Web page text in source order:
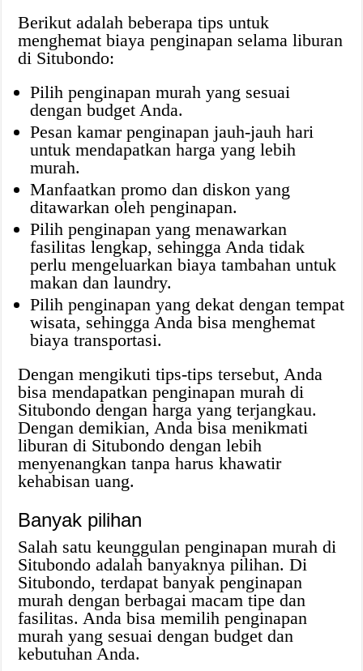
Berikut adalah beberapa tips untuk
menghemat biaya penginapan selama liburan
di Situbondo:
Pilih penginapan murah yang sesuai
dengan budget Anda.
Pesan kamar penginapan jauh-jauh hari
untuk mendapatkan harga yang lebih
murah.
Manfaatkan promo dan diskon yang
ditawarkan oleh penginapan.
Pilih penginapan yang menawarkan
fasilitas lengkap, sehingga Anda tidak
perlu mengeluarkan biaya tambahan untuk
makan dan laundry.
Pilih penginapan yang dekat dengan tempat
wisata, sehingga Anda bisa menghemat
biaya transportasi.
Dengan mengikuti tips-tips tersebut, Anda
bisa mendapatkan penginapan murah di
Situbondo dengan harga yang terjangkau.
Dengan demikian, Anda bisa menikmati
liburan di Situbondo dengan lebih
menyenangkan tanpa harus khawatir
kehabisan uang.
Banyak pilihan
Salah satu keunggulan penginapan murah di
Situbondo adalah banyaknya pilihan. Di
Situbondo, terdapat banyak penginapan
murah dengan berbagai macam tipe dan
fasilitas. Anda bisa memilih penginapan
murah yang sesuai dengan budget dan
kebutuhan Anda.